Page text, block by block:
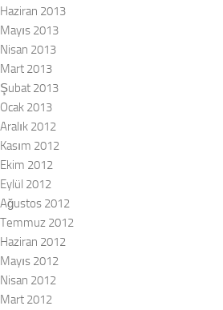
Haziran 2013
Mayıs 2013
Nisan 2013
Mart 2013
Şubat 2013
Ocak 2013
Aralık 2012
Kasım 2012
Ekim 2012
Eylül 2012
Ağustos 2012
Temmuz 2012
Haziran 2012
Mayıs 2012
Nisan 2012
Mart 2012